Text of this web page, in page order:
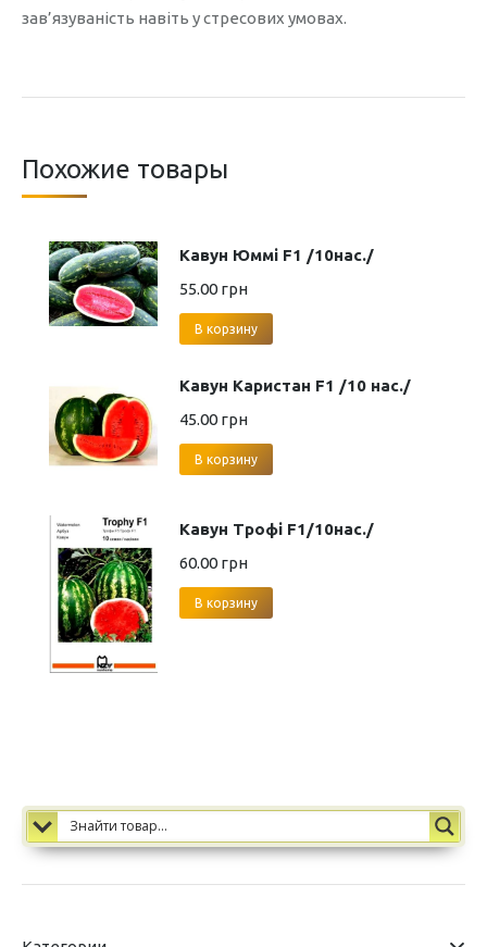
зав’язуваність навіть у стресових умовах.
Похожие товары
Кавун Юммі F1 /10нас./
55.00 грн
В корзину
Кавун Каристан F1 /10 нас./
45.00 грн
В корзину
Кавун Трофі F1/10нас./
60.00 грн
В корзину